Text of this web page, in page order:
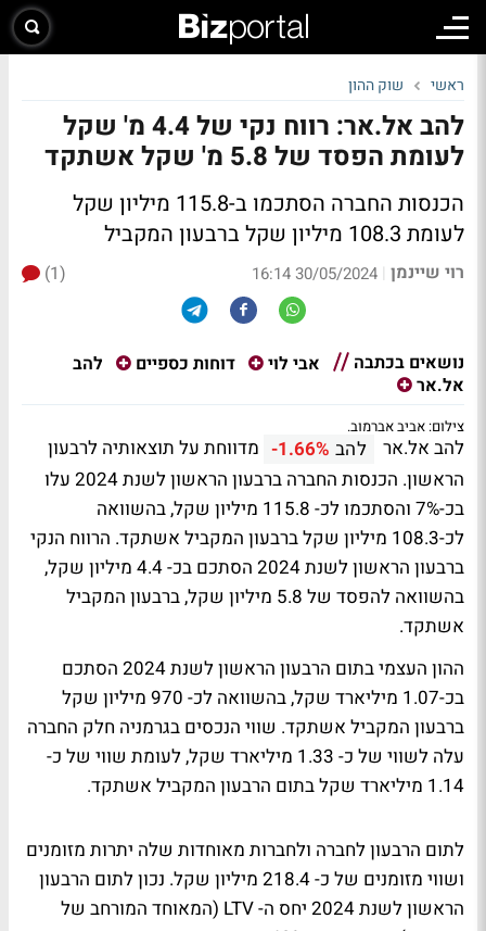
ראשי שוק ההון
להב אל.אר: רווח נקי של 4.4 מ' שקל
לעומת הפסד של 5.8 מ' שקל אשתקד
הכנסות החברה הסתכמו ב-115.8 מיליון שקל
לעומת 108.3 מיליון שקל ברבעון המקביל
רוי שיינמן |
30/05/2024 16:14
(1)
נושאים בכתבה אבי לוי דוחות כספיים
להב
אל.אר
צילום: אביב אברמוב.
להב אל.אר להב -1.66% מדווחת על תוצאותיה לרבעון
הראשון. הכנסות החברה ברבעון הראשון לשנת 2024 עלו
בכ-7% והסתכמו לכ- 115.8 מיליון שקל, בהשוואה
לכ-108.3 מיליון שקל ברבעון המקביל אשתקד. הרווח הנקי
ברבעון הראשון לשנת 2024 הסתכם בכ- 4.4 מיליון שקל,
בהשוואה להפסד של 5.8 מיליון שקל, ברבעון המקביל
אשתקד.
ההון העצמי בתום הרבעון הראשון לשנת 2024 הסתכם
בכ-1.07 מיליארד שקל, בהשוואה לכ- 970 מיליון שקל
ברבעון המקביל אשתקד. שווי הנכסים בגרמניה חלק החברה
עלה לשווי של כ- 1.33 מיליארד שקל, לעומת שווי של כ-
1.14 מיליארד שקל בתום הרבעון המקביל אשתקד.
לתום הרבעון לחברה ולחברות מאוחדות שלה יתרות מזומנים
ושווי מזומנים של כ- 218.4 מיליון שקל. נכון לתום הרבעון
הראשון לשנת 2024 יחס ה- LTV (המאוחד המורחב של